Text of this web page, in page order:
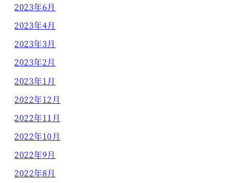
2023年6月
2023年4月
2023年3月
2023年2月
2023年1月
2022年12月
2022年11月
2022年10月
2022年9月
2022年8月